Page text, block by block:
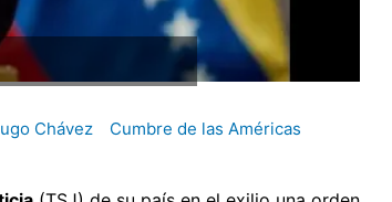
Chávez
Cumbre de las Américas